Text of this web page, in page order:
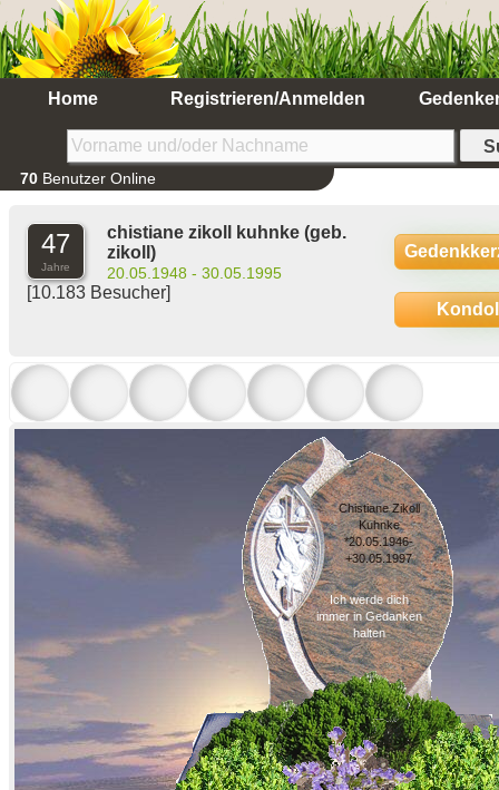
Home Registrieren/Anmelden
70 Benutzer Online
47
Jahre
chistiane zikoll kuhnke (geb.
zikoll)
20.05.1948 - 30.05.1995
[10.183 Besucher]
Chistiane Zikoll
Kuhnke
*20.05.1946-
+30.05.1997
Ich werde dich
immer in Gedanken
halten